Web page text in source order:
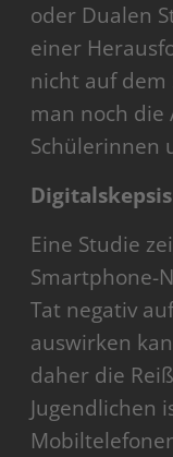
oder Dualen
einer
nicht auf dem
man noch
Schülerinnen
Eine Studie
Smartphone-
Tat negativ
auswirken
daher die
Jugendlichen